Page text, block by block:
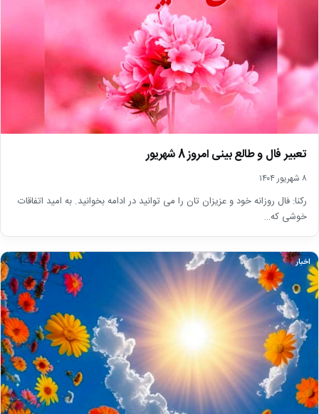
تعبیر فال و طالع بینی امروز 8 شهریور
۸ شهریور ۱۴۰۴
رکنا: فال روزانه خود و عزیزان تان را می توانید در ادامه بخوانید. به امید اتفاقات
خوشی که…
اخبار